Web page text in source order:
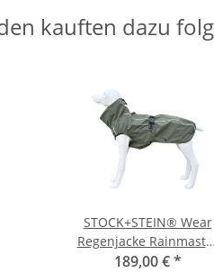
kauften dazu
STOCK+STEIN® Wear
Regenjacke Rainmaster
Thyme Green M+
189,00 €*